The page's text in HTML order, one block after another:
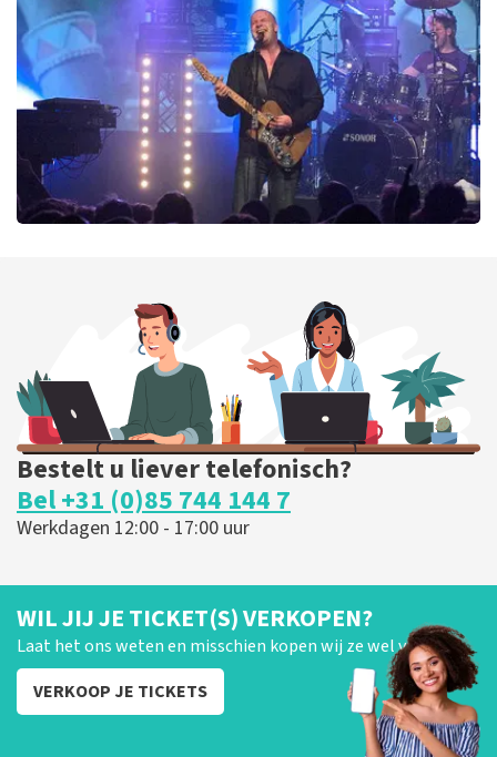
435laatste 30 minuten
BESTEL NU
BESTEL NU
Bestelt u liever telefonisch?
Bel +31 (0)85 744 144 7
Werkdagen 12:00 - 17:00 uur
WIL JIJ JE TICKET(S) VERKOPEN?
Laat het ons weten en misschien kopen wij ze wel van je!
VERKOOP JE TICKETS